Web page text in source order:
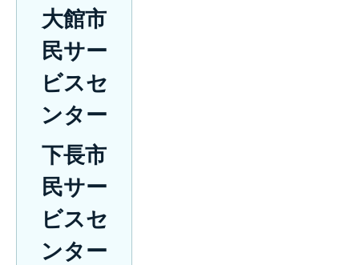
大館市
民サー
ビスセ
ンター
下長市
民サー
ビスセ
ンター